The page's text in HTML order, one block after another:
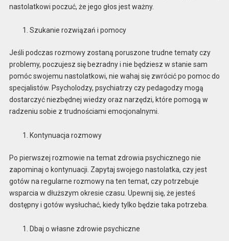
nastolatkowi poczuć, że jego głos jest ważny.
Szukanie rozwiązań i pomocy
Jeśli podczas rozmowy zostaną poruszone trudne tematy czy
problemy, poczujesz się bezradny i nie będziesz w stanie sam
pomóc swojemu nastolatkowi, nie wahaj się zwrócić po pomoc do
specjalistów. Psycholodzy, psychiatrzy czy pedagodzy mogą
dostarczyć niezbędnej wiedzy oraz narzędzi, które pomogą w
radzeniu sobie z trudnościami emocjonalnymi.
Kontynuacja rozmowy
Po pierwszej rozmowie na temat zdrowia psychicznego nie
zapominaj o kontynuacji. Zapytaj swojego nastolatka, czy jest
gotów na regularne rozmowy na ten temat, czy potrzebuje
wsparcia w dłuższym okresie czasu. Upewnij się, że jesteś
dostępny i gotów wysłuchać, kiedy tylko będzie taka potrzeba.
Dbaj o własne zdrowie psychiczne